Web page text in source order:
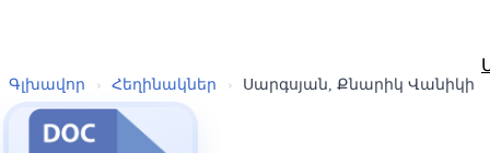
Գլխավոր › Հեղինակներ › Սարգսյան, Քնարիկ Վանիկի